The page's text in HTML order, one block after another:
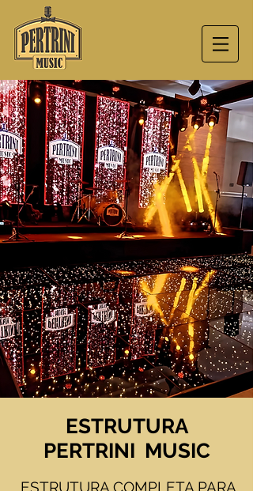
ESTRUTURA
PERTRINI MUSIC
ESTRUTURA COMPLETA PARA